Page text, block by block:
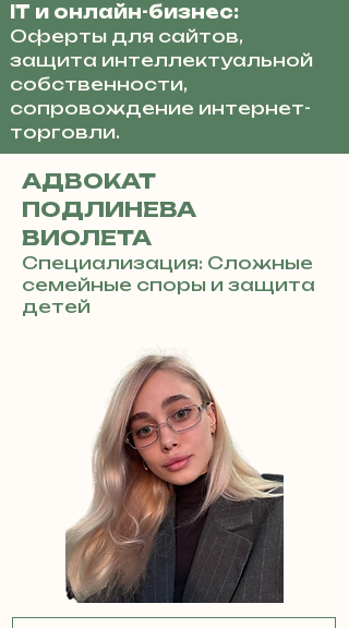
IT и онлайн-бизнес:
Оферты для сайтов,
защита интеллектуальной
собственности,
сопровождение интернет-
торговли.
АДВОКАТ
ПОДЛИНЕВА
ВИОЛЕТА
Специализация: Сложные
семейные споры и защита
детей